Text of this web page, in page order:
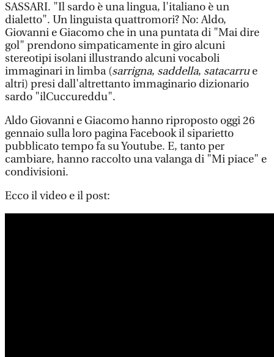
SASSARI. "Il sardo è una lingua, l'italiano è un
dialetto". Un linguista quattromori? No: Aldo,
Giovanni e Giacomo che in una puntata di "Mai dire
gol" prendono simpaticamente in giro alcuni
stereotipi isolani illustrando alcuni vocaboli
immaginari in limba (sarrigna, saddella, satacarrue
altri) presi dall'altrettanto immaginario dizionario
sardo "ilCuccureddu".
Aldo Giovanni e Giacomo hanno riproposto oggi 26
gennaio sulla loro pagina Facebook il siparietto
pubblicato tempo fa su Youtube. E, tanto per
cambiare, hanno raccolto una valanga di "Mi piace" e
condivisioni.
Ecco il video e il post: